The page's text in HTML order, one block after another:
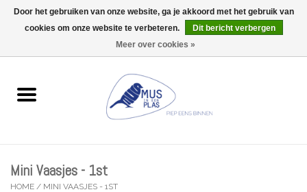
0 Artikelen - €0,00
Wenskaarten
Lifestyle
Mini Vaasjes - 1st
HOME / MINI VAASJES - 1ST
Door het gebruiken van onze website, ga je akkoord met het gebruik van
cookies om onze website te verbeteren.
Dit bericht verbergen
Meer over cookies »
Wij zijn uitzonderlijk gesloten op Do 13/08